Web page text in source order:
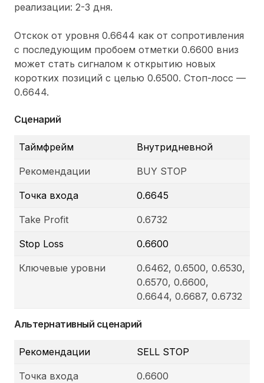
реализации: 2-3 дня.
Отскок от уровня 0.6644 как от сопротивления
с последующим пробоем отметки 0.6600 вниз
может стать сигналом к открытию новых
коротких позиций с целью 0.6500. Стоп-лосс —
0.6644.
Сценарий
Таймфрейм Внутридневной
Рекомендации BUY STOP
Точка входа 0.6645
Take Profit 0.6732
Stop Loss 0.6600
Ключевые уровни
0.6462, 0.6500, 0.6530,
0.6570, 0.6600,
0.6644, 0.6687, 0.6732
Альтернативный сценарий
Рекомендации SELL STOP
Точка входа 0.6600